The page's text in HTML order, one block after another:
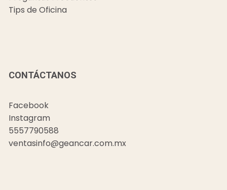
Tips de Oficina
CONTÁCTANOS
Facebook
Instagram
5557790588
ventasinfo@geancar.com.mx